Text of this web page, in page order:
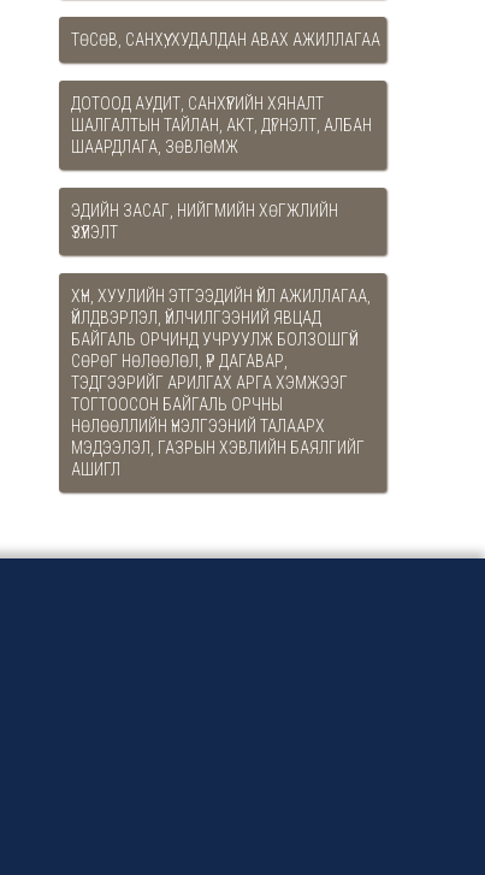
ТӨСӨВ, САНХҮҮ, ХУДАЛДАН АВАХ АЖИЛЛАГАА
ДОТООД АУДИТ, САНХҮҮГИЙН ХЯНАЛТ
ШАЛГАЛТЫН ТАЙЛАН, АКТ, ДҮГНЭЛТ, АЛБАН
ШААРДЛАГА, ЗӨВЛӨМЖ
ЭДИЙН ЗАСАГ, НИЙГМИЙН ХӨГЖЛИЙН
ҮЗҮҮЛЭЛТ
XҮН, ХУУЛИЙН ЭТГЭЭДИЙН ҮЙЛ АЖИЛЛАГАА,
ҮЙЛДВЭРЛЭЛ, ҮЙЛЧИЛГЭЭНИЙ ЯВЦАД
БАЙГАЛЬ ОРЧИНД УЧРУУЛЖ БОЛЗОШГҮЙ
СӨРӨГ НӨЛӨӨЛӨЛ, ҮР ДАГАВАР,
ТЭДГЭЭРИЙГ АРИЛГАХ АРГА ХЭМЖЭЭГ
ТОГТООСОН БАЙГАЛЬ ОРЧНЫ
НӨЛӨӨЛЛИЙН ҮНЭЛГЭЭНИЙ ТАЛААРХ
МЭДЭЭЛЭЛ, ГАЗРЫН ХЭВЛИЙН БАЯЛГИЙГ
АШИГЛ